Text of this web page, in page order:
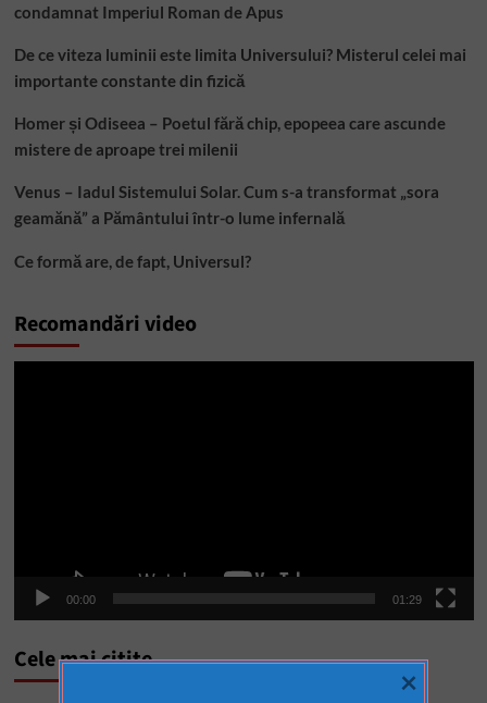
condamnat Imperiul Roman de Apus
De ce viteza luminii este limita Universului? Misterul celei mai
importante constante din fizică
Homer și Odiseea – Poetul fără chip, epopeea care ascunde
mistere de aproape trei milenii
Venus – Iadul Sistemului Solar. Cum s-a transformat „sora
geamănă” a Pământului într-o lume infernală
Ce formă are, de fapt, Universul?
Recomandări video
00:00 01:29
Cele mai citite
×